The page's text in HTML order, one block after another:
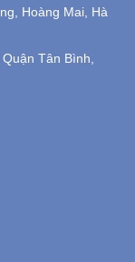
Hoàng Mai, Hà
Tân Bình,